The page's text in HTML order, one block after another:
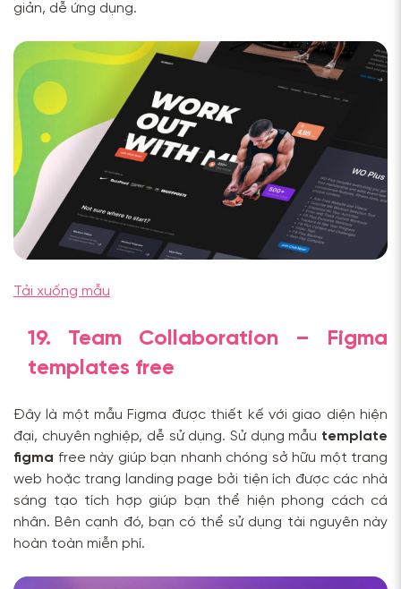
giản, dễ ứng dụng.
Tải xuống mẫu
19. Team Collaboration – Figma
templates free
Đây là một mẫu Figma được thiết kế với giao diện hiện
đại, chuyên nghiệp, dễ sử dụng. Sử dụng mẫu template
figma free này giúp bạn nhanh chóng sở hữu một trang
web hoặc trang landing page bởi tiện ích được các nhà
sáng tạo tích hợp giúp bạn thể hiện phong cách cá
nhân. Bên cạnh đó, bạn có thể sử dụng tài nguyên này
hoàn toàn miễn phí.